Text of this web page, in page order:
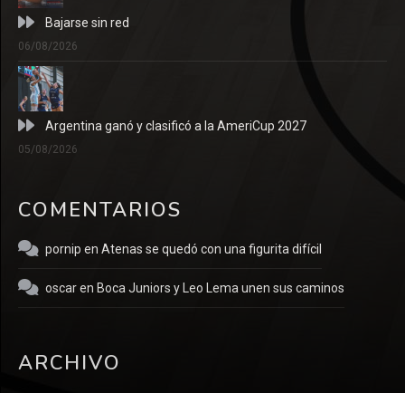
Bajarse sin red
06/08/2026
Argentina ganó y clasificó a la AmeriCup 2027
05/08/2026
COMENTARIOS
pornip en Atenas se quedó con una figurita difícil
oscaren Boca Juniors y Leo Lema unen sus caminos
ARCHIVO